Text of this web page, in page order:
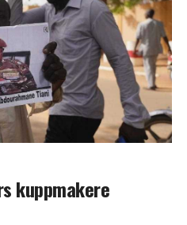
kuppmakere